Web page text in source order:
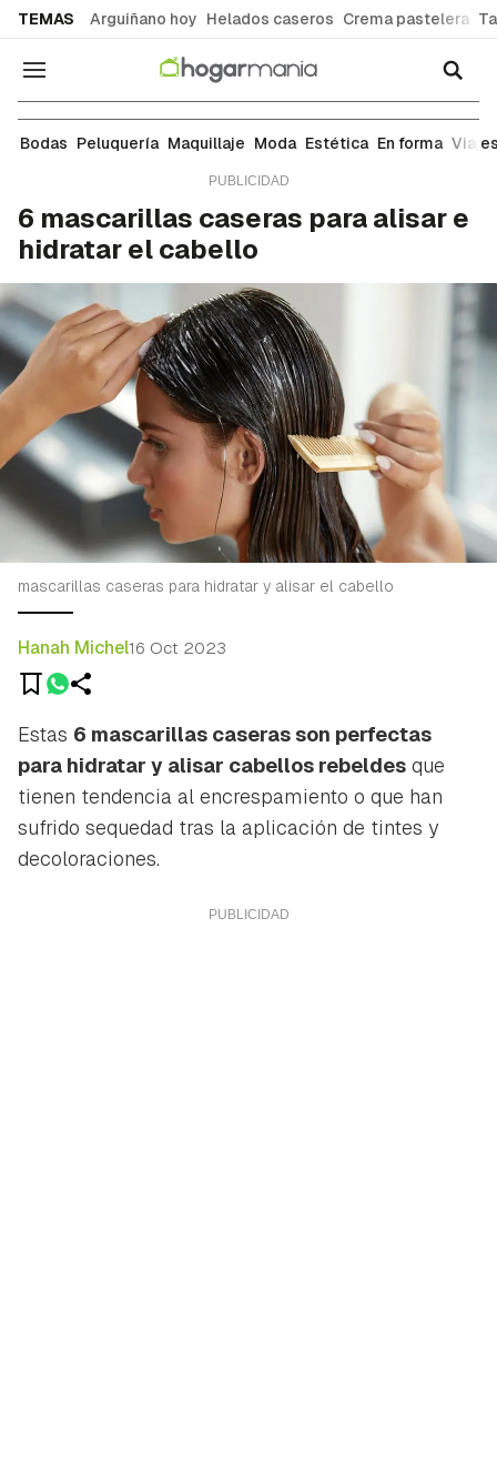
TEMAS Arguiñano hoy Helados caseros Crema pastelera
Navegación
Estética
Bodas Peluquería Maquillaje Moda Estética En forma
6 mascarillas caseras para alisar e
hidratar el cabello
mascarillas caseras para hidratar y alisar el cabello
Hanah Michel16 Oct 2023
Estas 6 mascarillas caseras son perfectas
para hidratar y alisar cabellos rebeldes que
tienen tendencia al encrespamiento o que han
sufrido sequedad tras la aplicación de tintes y
decoloraciones.